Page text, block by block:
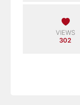
VIEWS
302